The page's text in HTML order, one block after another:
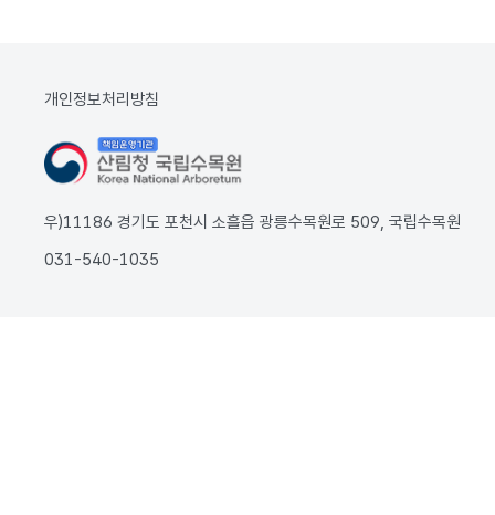
개인정보처리방침
우)11186 경기도 포천시 소흘읍 광릉수목원로 509, 국립수목원
031-540-1035